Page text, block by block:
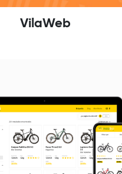
VilaWeb